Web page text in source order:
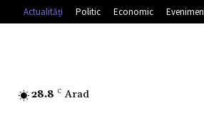
Actualități Politic Economic
28.8 C Arad